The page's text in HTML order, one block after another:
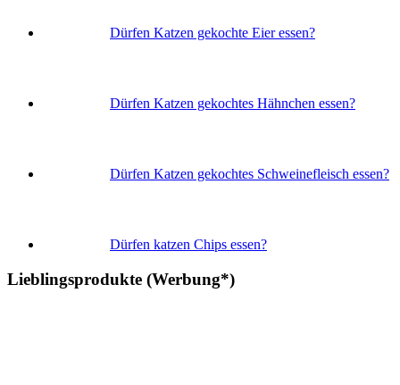
Dürfen Katzen gekochte Eier essen?
Dürfen Katzen gekochtes Hähnchen essen?
Dürfen Katzen gekochtes Schweinefleisch essen?
Dürfen katzen Chips essen?
Lieblingsprodukte (Werbung*)